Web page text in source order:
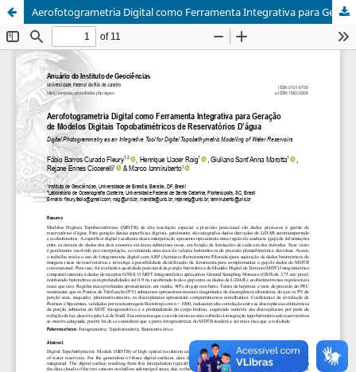
Aerofotogrametria Digital como Ferramenta Integrativa para Geração de Modelos Digitais Topobatimétricos de Reservatórios D’água